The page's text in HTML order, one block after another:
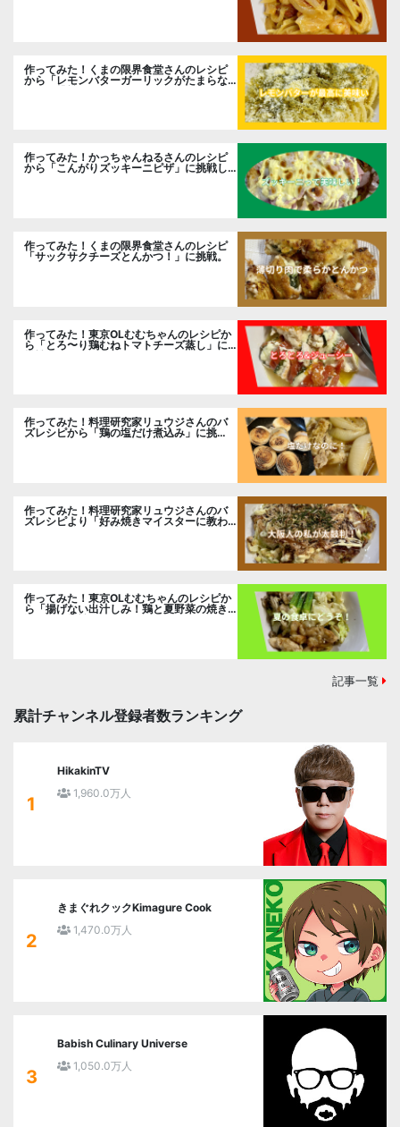
作ってみた！くまの限界食堂さんのレシピ
から「レモンバターガーリックがたまらな
い」に挑戦。
作ってみた！かっちゃんねるさんのレシピ
から「こんがりズッキーニピザ」に挑戦し
作ってみた！くまの限界食堂さんのレシピ
「サックサクチーズとんかつ！」に挑戦。
作ってみた！東京OLむむちゃんのレシピか
ら「とろ〜り鶏むねトマトチーズ蒸し」に
挑戦
作ってみた！料理研究家リュウジさんのバ
ズレシピから「鶏の塩だけ煮込み」に挑
作ってみた！料理研究家リュウジさんのバ
ズレシピより「好み焼きマイスターに教わ
るお好み焼」に挑戦。
作ってみた！東京OLむむちゃんのレシピか
ら「揚げない出汁しみ！鶏と夏野菜の焼き
記事一覧
累計チャンネル登録者数ランキング
1
HikakinTV
1,960.0万人
2
きまぐれクックKimagure Cook
1,470.0万人
3
Babish Culinary Universe
1,050.0万人